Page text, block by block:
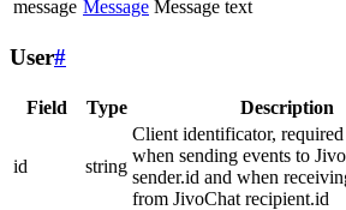
message Message Message text
User#
Field Type Description
id string
Client identificator, required
when sending events to
sender.id and when
from JivoChat recipient.id